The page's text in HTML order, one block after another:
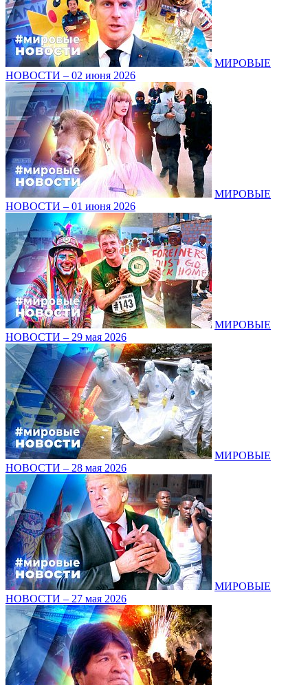
МИРОВЫЕ
НОВОСТИ – 02 июня 2026
МИРОВЫЕ
НОВОСТИ – 01 июня 2026
МИРОВЫЕ
НОВОСТИ – 29 мая 2026
МИРОВЫЕ
НОВОСТИ – 28 мая 2026
МИРОВЫЕ
НОВОСТИ – 27 мая 2026